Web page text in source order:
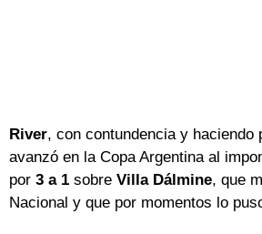
River, con contundencia y haciendo
avanzó en la Copa Argentina al
por 3 a 1 sobre Villa Dálmine, que
Nacional y que por momentos lo